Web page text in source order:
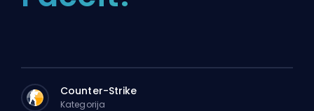
Counter-Strike
Kategorija